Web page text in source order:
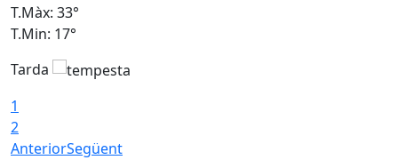
T.Màx: 33°
T.Min: 17°
Tarda
1
2
AnteriorSegüent